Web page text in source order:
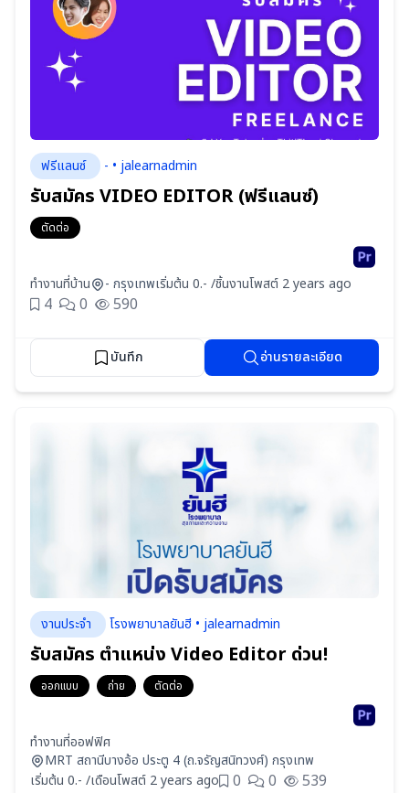
ฟรีแลนซ์ - • jalearnadmin
รับสมัคร VIDEO EDITOR (ฟรีแลนซ์)
ตัดต่อ
ทำงานที่บ้าน - กรุงเทพเริ่มต้น 0.- /ชิ้นงานโพสต์ 2 years ago
4 0 590
บันทึก อ่านรายละเอียด
งานประจำ โรงพยาบาลยันฮี • jalearnadmin
รับสมัคร ตำแหน่ง Video Editor ด่วน!
ออกแบบ ถ่าย ตัดต่อ
ทำงานที่ออฟฟิศ
MRT สถานีบางอ้อ ประตู 4 (ถ.จรัญสนิทวงศ์) กรุงเทพ
เริ่มต้น 0.- /เดือนโพสต์ 2 years ago 0 0 539